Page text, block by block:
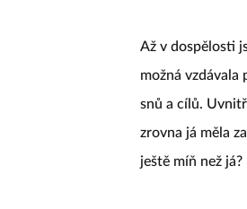
Až v dospělosti
možná vzdávala
snů a cílů.
zrovna já měla
ještě míň než já?